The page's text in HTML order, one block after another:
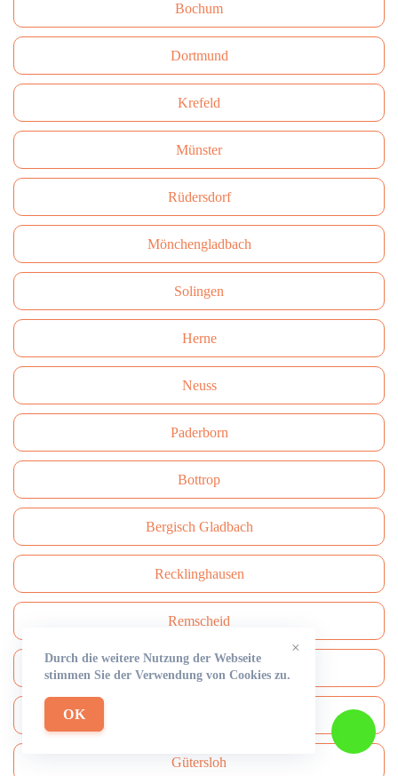
Bochum
Dortmund
Krefeld
Münster
Rüdersdorf
Mönchengladbach
Solingen
Herne
Neuss
Paderborn
Bottrop
Bergisch Gladbach
Recklinghausen
Remscheid
Moers
Gütersloh
×
Durch die weitere Nutzung der Webseite
stimmen Sie der Verwendung von Cookies zu.
OK